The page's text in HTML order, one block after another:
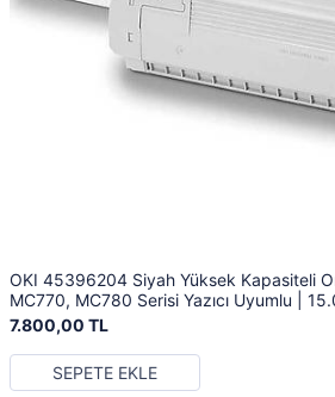
OKI 45396204 Siyah Yüksek Kapasiteli
MC770, MC780 Serisi Yazıcı Uyumlu |
7.800,00 TL
SEPETE EKLE